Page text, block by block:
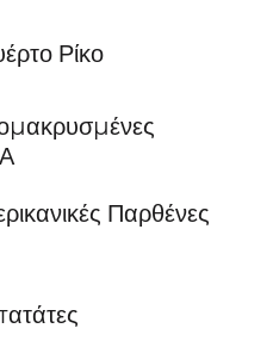
Ρίκο
Παρθένες